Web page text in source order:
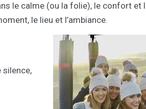
le calme (ou la folie), le confort et
le lieu et l’ambiance.
silence,